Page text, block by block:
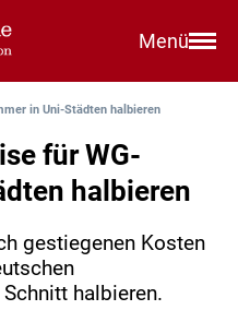
Menü
in Uni-Städten halbieren
für WG-
halbieren
gestiegenen Kosten
halbieren.